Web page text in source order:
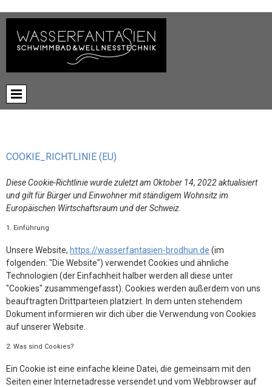
COOKIE_RICHTLINIE (EU)
Diese Cookie-Richtlinie wurde zuletzt am Oktober 14, 2022 aktualisiert
und gilt für Bürger und Einwohner mit ständigem Wohnsitz im
Europäischen Wirtschaftsraum und der Schweiz.
1. Einführung
Unsere Website, https://wasserfantasien-brodhun.de (im
folgenden: "Die Website") verwendet Cookies und ähnliche
Technologien (der Einfachheit halber werden all diese unter
"Cookies" zusammengefasst). Cookies werden außerdem von uns
beauftragten Drittparteien platziert. In dem unten stehendem
Dokument informieren wir dich über die Verwendung von Cookies
auf unserer Website.
2. Was sind Cookies?
Ein Cookie ist eine einfache kleine Datei, die gemeinsam mit den
Seiten einer Internetadresse versendet und vom Webbrowser auf